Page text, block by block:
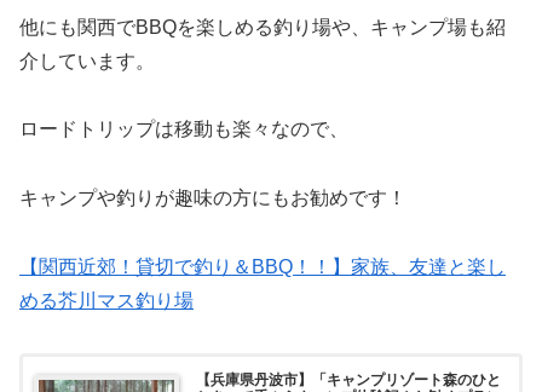
他にも関西でBBQを楽しめる釣り場や、キャンプ場も紹
介しています。
ロードトリップは移動も楽々なので、
キャンプや釣りが趣味の方にもお勧めです！
【関西近郊！貸切で釣り＆BBQ！！】家族、友達と楽し
める芥川マス釣り場
【兵庫県丹波市】「キャンプリゾート森のひと